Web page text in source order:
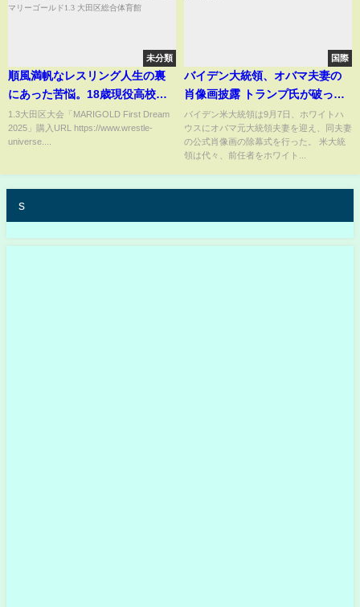
未分類
順風満帆なレスリング人生の裏
にあった苦悩。18歳現役高校
生・スーパールーキー山岡聖怜
（やまおかせり）がプロレスデ
1.3大田区大会「MARIGOLD First Dream
2025」購入URL https://www.wrestle-
universe....
国際
バイデン大統領、オバマ夫妻の
肖像画披露 トランプ氏が破った
伝統再開（2022年9月撮影・提
供）
バイデン米大統領は9月7日、ホワイトハ
ウスにオバマ元大統領夫妻を迎え、同夫妻
の公式肖像画の除幕式を行った。 米大統
領は代々、前任者をホワイト...
s